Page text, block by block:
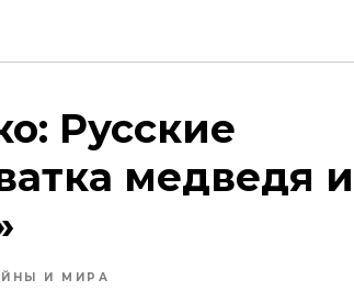
Русские
медведя и
И МИРА